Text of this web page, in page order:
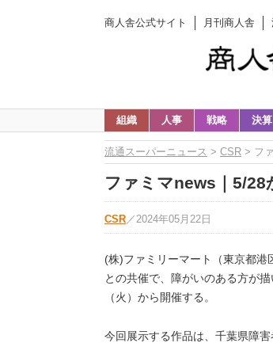
商人舎公式サイト 月刊商人舎
組織 人事 戦略 決算
流通スーパーニュース > CSR > フ
ファミマnews｜5/28
CSR ／ 2024年05月22日
(株)ファミリーマート（東京都港
との共催で、障がいのある方が
（火）から開催する。
今回展示する作品は、千葉県障